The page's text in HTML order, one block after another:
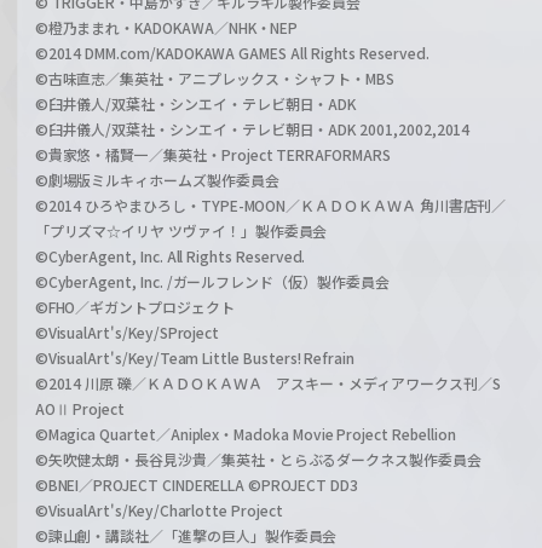
©橙乃ままれ・KADOKAWA／NHK・NEP
©2014 DMM.com/KADOKAWA GAMES All Rights Reserved.
©古味直志／集英社・アニプレックス・シャフト・MBS
©臼井儀人/双葉社・シンエイ・テレビ朝日・ADK
©臼井儀人/双葉社・シンエイ・テレビ朝日・ADK 2001,2002,2014
©貴家悠・橘賢一／集英社・Project TERRAFORMARS
©劇場版ミルキィホームズ製作委員会
©2014 ひろやまひろし・TYPE-MOON／ＫＡＤＯＫＡＷＡ 角川書店刊／
「プリズマ☆イリヤ ツヴァイ！」製作委員会
©CyberAgent, Inc. All Rights Reserved.
©CyberAgent, Inc. /ガールフレンド（仮）製作委員会
©FHO／ギガントプロジェクト
©VisualArt's/Key/SProject
©VisualArt's/Key/Team Little Busters! Refrain
©2014 川原 礫／ＫＡＤＯＫＡＷＡ アスキー・メディアワークス刊／S
AOⅡ Project
©Magica Quartet／Aniplex・Madoka Movie Project Rebellion
©矢吹健太朗・長谷見沙貴／集英社・とらぶるダークネス製作委員会
©BNEI／PROJECT CINDERELLA ©PROJECT DD3
©VisualArt's/Key/Charlotte Project
©諫山創・講談社／「進撃の巨人」製作委員会